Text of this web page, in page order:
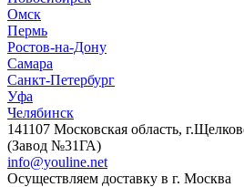
Омск
Пермь
Ростов-на-Дону
Самара
Санкт-Петербург
Уфа
Челябинск
141107 Московская область,
(Завод №31ГА)
info@youline.net
Осуществляем доставку в г. Москва